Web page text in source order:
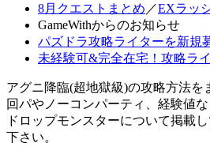
8月クエストまとめ ／EXラッ
GameWithからのお知らせ
パズドラ攻略ライターを新規
未経験可&完全在宅！攻略ラ
アグニ降臨(超地獄級)の攻略方法を
回パやノーコンパーティ、経験値
ドロップモンスターについて掲載
下さい。